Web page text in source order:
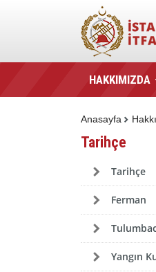
HAKKIMIZDA
Anasayfa
Tarihçe
Tarihçe
Ferman
Yangın